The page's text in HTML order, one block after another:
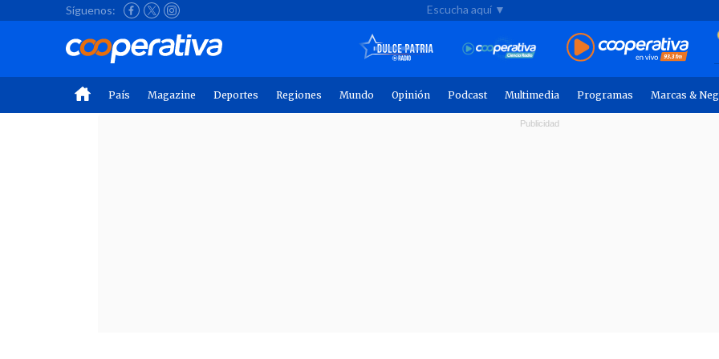
Síguenos: Escucha aquí ▼
País Magazine Deportes Regiones Mundo Opinión Podcast Multimedia Programas Marcas &